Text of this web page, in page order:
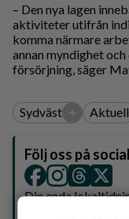
– Den nya lagen
aktiviteter utifrån
komma närmare
annan myndighet
försörjning, säger
Sydväst +
Följ oss på
Din enda